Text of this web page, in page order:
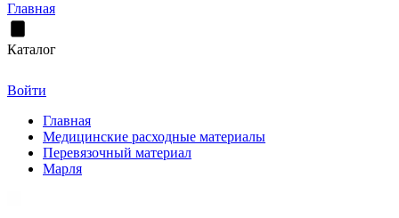
Главная
Каталог
Войти
Главная
Медицинские расходные материалы
Перевязочный материал
Марля